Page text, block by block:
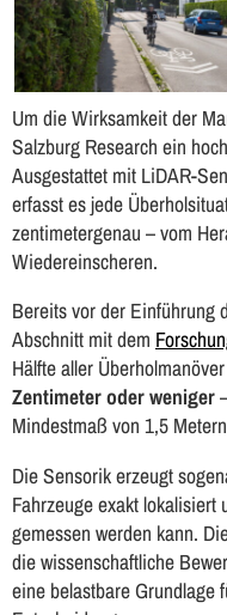
Um die Wirksamkeit der
Salzburg Research ein
Ausgestattet mit LiDAR-
erfasst es jede
zentimetergenau – vom
Wiedereinscheren.
Bereits vor der Einführung
Abschnitt mit dem
Hälfte aller
Zentimeter oder weniger
Mindestmaß von 1,5
Die Sensorik erzeugt
Fahrzeuge exakt lokalisiert
gemessen werden kann.
die wissenschaftliche
eine belastbare Grundlage